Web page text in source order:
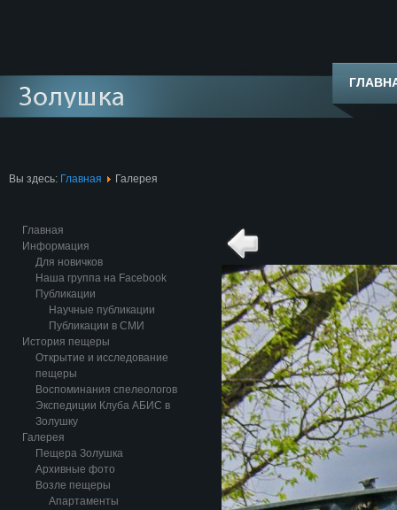
Вы здесь: Главная Галерея
Главная
Информация
Для новичков
Наша группа на Facebook
Публикации
Научные публикации
Публикации в СМИ
История пещеры
Открытие и исследование
пещеры
Воспоминания спелеологов
Экспедиции Клуба АБИС в
Золушку
Галерея
Пещера Золушка
Архивные фото
Возле пещеры
Апартаменты